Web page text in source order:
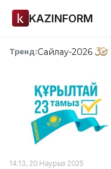
KAZINFORM
Тренд:Сайлау-2026
14:13, 20 Наурыз 2025